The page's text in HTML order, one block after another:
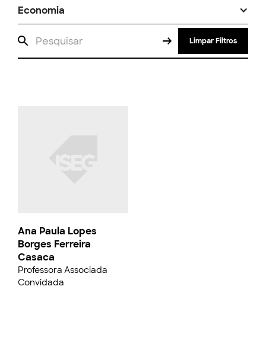
Economia
Limpar Filtros
Ana Paula Lopes
Borges Ferreira
Casaca
Professora Associada
Convidada